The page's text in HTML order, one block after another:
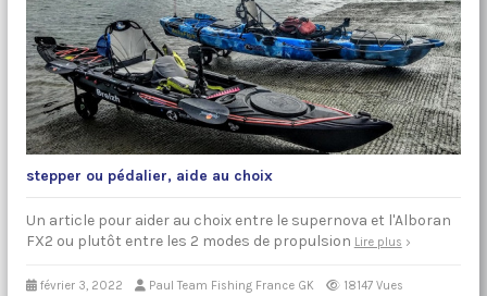
stepper ou pédalier, aide au choix
Un article pour aider au choix entre le supernova et l'Alboran
FX2 ou plutôt entre les 2 modes de propulsion Lire plus
février 3, 2022 Paul Team Fishing France GK 18147 Vues